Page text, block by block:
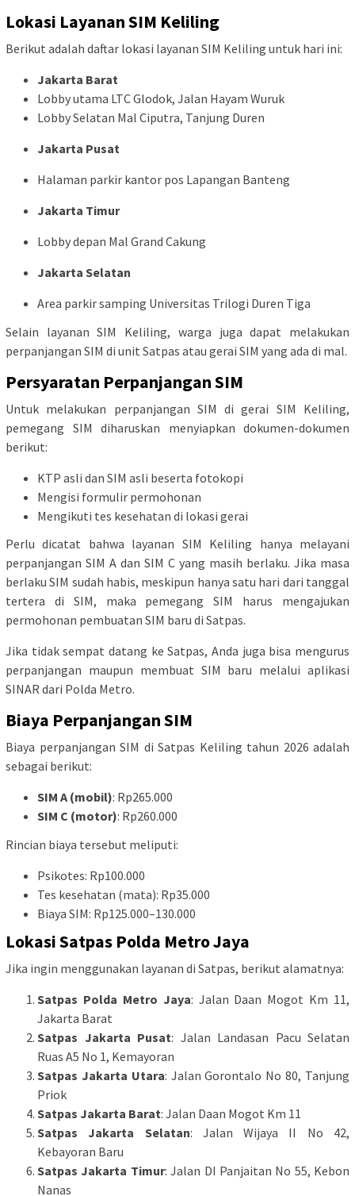
Lokasi Layanan SIM Keliling
Berikut adalah daftar lokasi layanan SIM Keliling untuk hari ini:
Jakarta Barat
Lobby utama LTC Glodok, Jalan Hayam Wuruk
Lobby Selatan Mal Ciputra, Tanjung Duren
Jakarta Pusat
Halaman parkir kantor pos Lapangan Banteng
Jakarta Timur
Lobby depan Mal Grand Cakung
Jakarta Selatan
Area parkir samping Universitas Trilogi Duren Tiga
Selain layanan SIM Keliling, warga juga dapat melakukan
perpanjangan SIM di unit Satpas atau gerai SIM yang ada di mal.
Persyaratan Perpanjangan SIM
Untuk melakukan perpanjangan SIM di gerai SIM Keliling,
pemegang SIM diharuskan menyiapkan dokumen-dokumen
berikut:
KTP asli dan SIM asli beserta fotokopi
Mengisi formulir permohonan
Mengikuti tes kesehatan di lokasi gerai
Perlu dicatat bahwa layanan SIM Keliling hanya melayani
perpanjangan SIM A dan SIM C yang masih berlaku. Jika masa
berlaku SIM sudah habis, meskipun hanya satu hari dari tanggal
tertera di SIM, maka pemegang SIM harus mengajukan
permohonan pembuatan SIM baru di Satpas.
Jika tidak sempat datang ke Satpas, Anda juga bisa mengurus
perpanjangan maupun membuat SIM baru melalui aplikasi
SINAR dari Polda Metro.
Biaya Perpanjangan SIM
Biaya perpanjangan SIM di Satpas Keliling tahun 2026 adalah
sebagai berikut:
SIM A (mobil): Rp265.000
SIM C (motor): Rp260.000
Rincian biaya tersebut meliputi:
Psikotes: Rp100.000
Tes kesehatan (mata): Rp35.000
Biaya SIM: Rp125.000–130.000
Lokasi Satpas Polda Metro Jaya
Jika ingin menggunakan layanan di Satpas, berikut alamatnya:
Satpas Polda Metro Jaya: Jalan Daan Mogot Km 11,
Jakarta Barat
Satpas Jakarta Pusat: Jalan Landasan Pacu Selatan
Ruas A5 No 1, Kemayoran
Satpas Jakarta Utara: Jalan Gorontalo No 80, Tanjung
Priok
Satpas Jakarta Barat: Jalan Daan Mogot Km 11
Satpas Jakarta Selatan: Jalan Wijaya II No 42,
Kebayoran Baru
Satpas Jakarta Timur: Jalan DI Panjaitan No 55, Kebon
Nanas